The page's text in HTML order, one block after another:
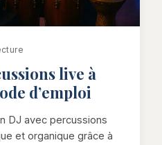
live à
d’emploi
DJ avec percussions
et organique grâce à